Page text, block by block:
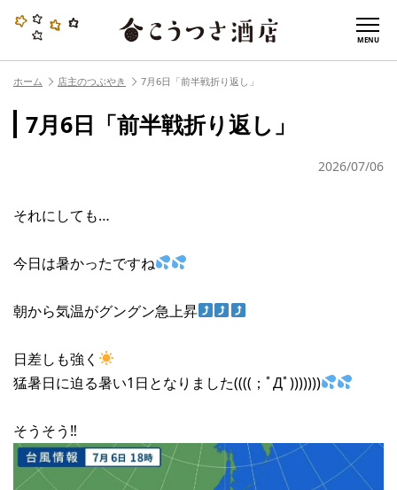
MENU
ホーム 店主のつぶやき 7月6日「前半戦折り返し」
7月6日「前半戦折り返し」
2026/07/06
それにしても…
今日は暑かったですね
朝から気温がグングン急上昇
日差しも強く
猛暑日に迫る暑い1日となりました((((；ﾟДﾟ)))))))
そうそう‼︎